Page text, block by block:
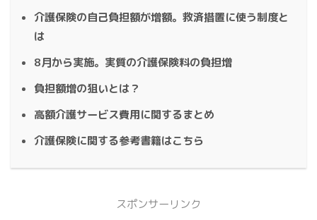
介護保険の自己負担額が増額。救済措置に使う制度と
は
8月から実施。実質の介護保険料の負担増
負担額増の狙いとは？
高額介護サービス費用に関するまとめ
介護保険に関する参考書籍はこちら
スポンサーリンク